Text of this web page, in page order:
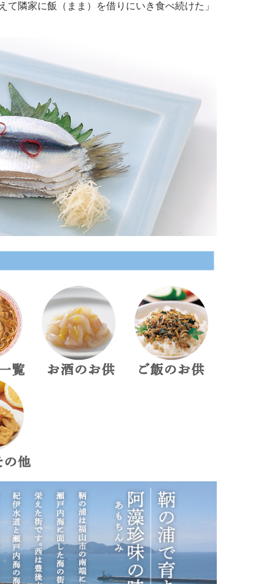
隣家に飯（まま）を借りにいき食べ続けた」